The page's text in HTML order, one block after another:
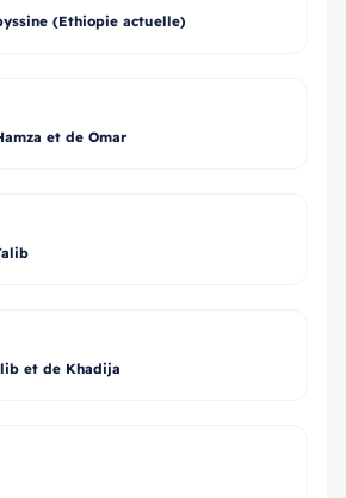
(Ethiopie actuelle)
et de Omar
et de Khadija